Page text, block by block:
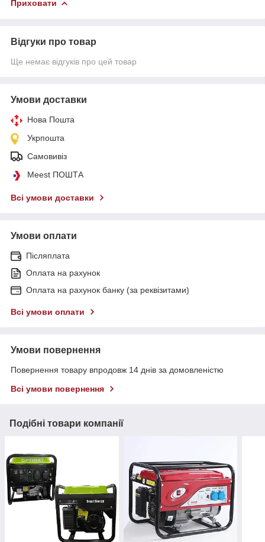
Приховати
Відгуки про товар
Ще немає відгуків про цей товар
Умови доставки
Нова Пошта
Укрпошта
Самовивіз
Meest ПОШТА
Всі умови доставки
Умови оплати
Післяплата
Оплата на рахунок
Оплата на рахунок банку (за реквізитами)
Всі умови оплати
Умови повернення
Повернення товару впродовж 14 днів за домовленістю
Всі умови повернення
Подібні товари компанії